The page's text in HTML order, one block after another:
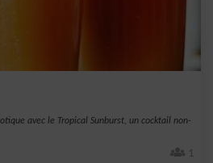
avec le Tropical Sunburst, un cocktail non-
1